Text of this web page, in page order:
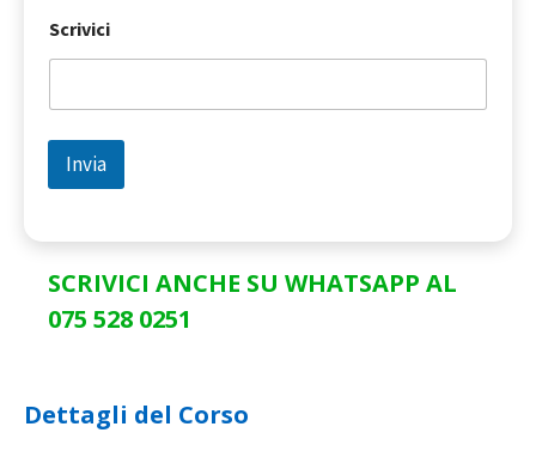
Scrivici
Invia
SCRIVICI ANCHE SU WHATSAPP AL
075 528 0251
Dettagli del Corso